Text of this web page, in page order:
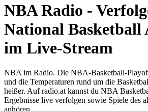
NBA Radio -
National Basketball
im Live-Stream
NBA im Radio. Die NBA-Basketball-
und die Temperaturen rund um die
heißer. Auf radio.at kannst du NBA
Ergebnisse live verfolgen sowie Spiele des
anhören.